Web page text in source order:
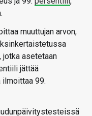
muuttujan arvon,
jotka asetetaan
jättää
ilmoittaa 99.